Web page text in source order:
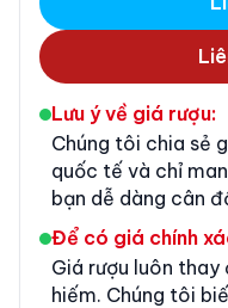
Lưu ý về giá rượu:
Chúng tôi chia sẻ
quốc tế và chỉ
bạn dễ dàng cân
Để có giá chính
Giá rượu luôn
hiếm. Chúng tôi